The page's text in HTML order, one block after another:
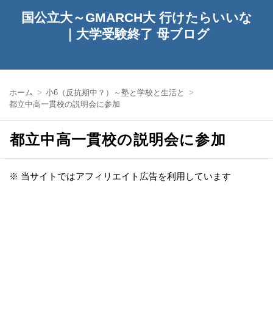
国公立大～GMARCH大 行けたらいいな
｜大学受験終了 母ブログ
ホーム
小6（反抗期中？）～塾と学校と生活と
都立中高一貫校の説明会に参加
都立中高一貫校の説明会に参加
※ 当サイトではアフィリエイト広告を利用しています